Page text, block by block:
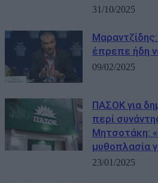
31/10/2025
έπρεπε ήδη
09/02/2025
ΠΑΣΟΚ για
περί
Μητσοτάκη:
μυθοπλασία
23/01/2025